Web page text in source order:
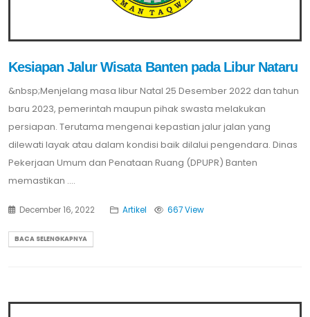
Kesiapan Jalur Wisata Banten pada Libur Nataru
&nbsp;Menjelang masa libur Natal 25 Desember 2022 dan tahun
baru 2023, pemerintah maupun pihak swasta melakukan
persiapan. Terutama mengenai kepastian jalur jalan yang
dilewati layak atau dalam kondisi baik dilalui pengendara. Dinas
Pekerjaan Umum dan Penataan Ruang (DPUPR) Banten
memastikan ....
December 16, 2022 Artikel 667 View
BACA SELENGKAPNYA